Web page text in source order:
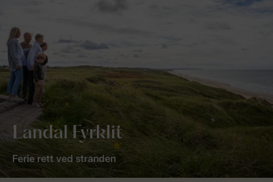
Landal Fyrklit
Ferie rett ved stranden